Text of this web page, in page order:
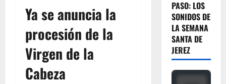
Ya se anuncia la
procesión de la
Virgen de la
Cabeza
PASO: LOS
SONIDOS DE
LA SEMANA
SANTA DE
JEREZ